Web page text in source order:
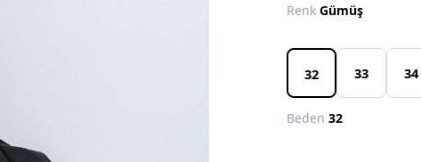
RenkGümüş
32 33 34
Beden32